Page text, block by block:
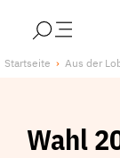
Über uns
Finanzierung
Startseite Aus der
Wahl